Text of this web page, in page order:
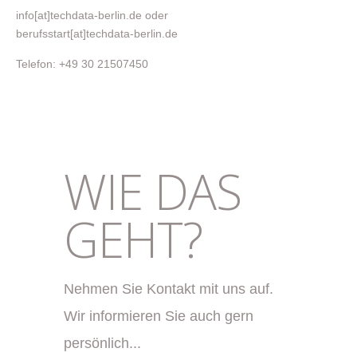
info[at]techdata-berlin.de oder
berufsstart[at]techdata-berlin.de
Telefon: +49 30 21507450
WIE DAS
GEHT?
Nehmen Sie Kontakt mit uns auf.
Wir informieren Sie auch gern
persönlich...